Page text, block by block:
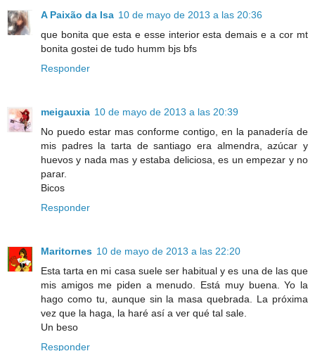
A Paixão da Isa 10 de mayo de 2013 a las 20:36
que bonita que esta e esse interior esta demais e a cor mt
bonita gostei de tudo humm bjs bfs
Responder
meigauxia 10 de mayo de 2013 a las 20:39
No puedo estar mas conforme contigo, en la panadería de
mis padres la tarta de santiago era almendra, azúcar y
huevos y nada mas y estaba deliciosa, es un empezar y no
parar.
Bicos
Responder
Maritornes 10 de mayo de 2013 a las 22:20
Esta tarta en mi casa suele ser habitual y es una de las que
mis amigos me piden a menudo. Está muy buena. Yo la
hago como tu, aunque sin la masa quebrada. La próxima
vez que la haga, la haré así a ver qué tal sale.
Un beso
Responder